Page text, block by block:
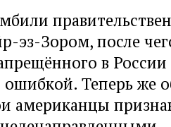
эз-Зором, после
в
ошибкой. Теперь же
американцы